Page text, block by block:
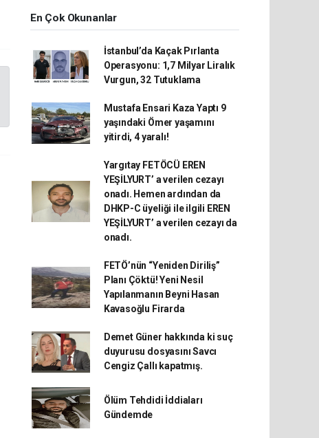
En Çok Okunanlar
İstanbul’da Kaçak Pırlanta
Operasyonu: 1,7 Milyar Liralık
Vurgun, 32 Tutuklama
Mustafa Ensari Kaza Yaptı 9
yaşındaki Ömer yaşamını
yitirdi, 4 yaralı!
Yargıtay FETÖCÜ EREN
YEŞİLYURT’ a verilen cezayı
onadı. Hemen ardından da
DHKP-C üyeliği ile ilgili EREN
YEŞİLYURT’ a verilen cezayı da
onadı.
FETÖ’nün “Yeniden Diriliş”
Planı Çöktü! Yeni Nesil
Yapılanmanın Beyni Hasan
Kavasoğlu Firarda
Demet Güner hakkında ki suç
duyurusu dosyasını Savcı
Cengiz Çallı kapatmış.
Ölüm Tehdidi İddiaları
Gündemde